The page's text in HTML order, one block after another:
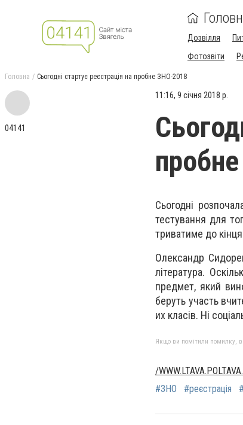
Дозвілля
Фотозвіти
Головна Сьогодні стартує реєстрація на пробне ЗНО-2018
04141
11:16, 9 січня 2018 р.
Сьогодні
тестування для
триватиме до
Олександр
література.
предмет, який
беруть участь
их класів. Ні
Якщо ви помітили помилку,
/
#ЗНО
#реєстрація